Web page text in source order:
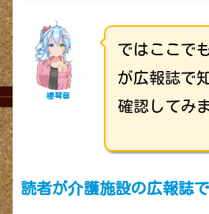
櫻琴音
ではここで
が広報誌で
確認してみ
読者が介護施設の広報誌